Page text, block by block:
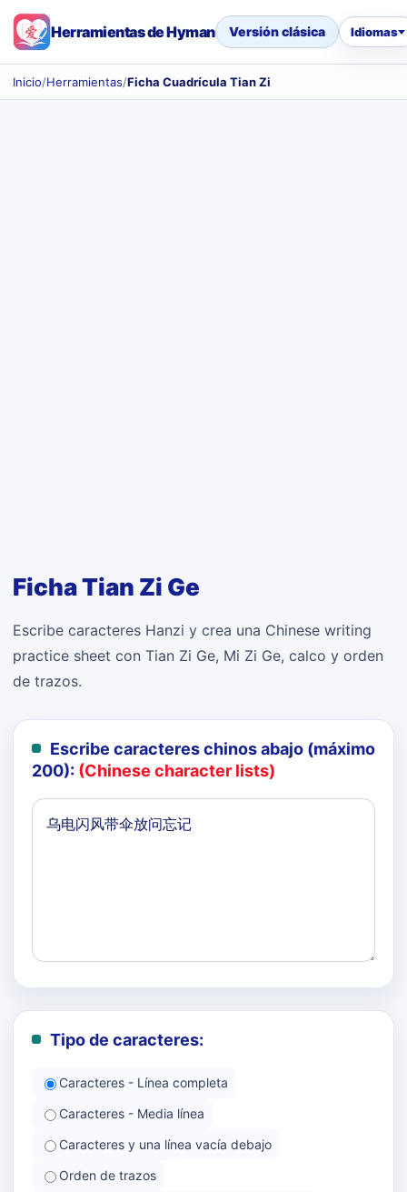
Herramientas de Hyman Versión clásica Idiomas
Inicio/Herramientas/Ficha Cuadrícula Tian Zi
Ficha Tian Zi Ge
Escribe caracteres Hanzi y crea una Chinese writing
practice sheet con Tian Zi Ge, Mi Zi Ge, calco y orden
de trazos.
Escribe caracteres chinos abajo (máximo
200): (Chinese character lists)
Tipo de caracteres:
Caracteres - Línea completa
Caracteres - Media línea
Caracteres y una línea vacía debajo
Orden de trazos